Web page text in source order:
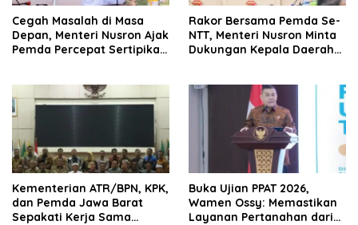
Cegah Masalah di Masa
Depan, Menteri Nusron Ajak
Pemda Percepat Sertipikasi
Rakor Bersama Pemda Se-
NTT, Menteri Nusron Minta
Dukungan Kepala Daerah
Kementerian ATR/BPN, KPK,
dan Pemda Jawa Barat
Sepakati Kerja Sama
Buka Ujian PPAT 2026,
Wamen Ossy: Memastikan
Layanan Pertanahan dari